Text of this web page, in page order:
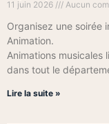
11 juin 2026 Aucun
Organisez une soirée
Animation.
Animations musicales
dans tout le
Lire la suite »